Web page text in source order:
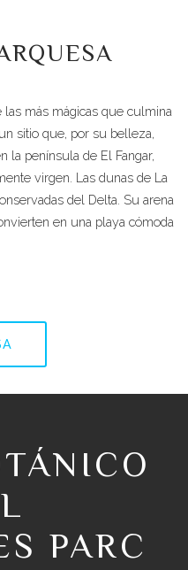
las más mágicas que culmina
sitio que, por su belleza,
la península de El Fangar,
virgen. Las dunas de La
del Delta. Su arena
en una playa cómoda
PARC